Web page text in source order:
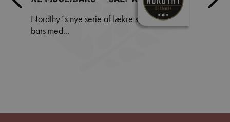
Nordthy´s nye serie af lækre sprøde XL müsli
bars med...